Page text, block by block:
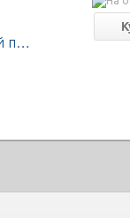
Вин Вита 1 литр (природный парафармацевтик), Экофарм